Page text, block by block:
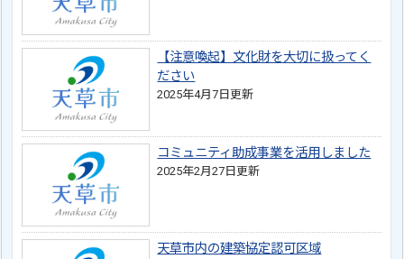
【注意喚起】文化財を大切に扱ってく
ださい
2025年4月7日更新
コミュニティ助成事業を活用しました
2025年2月27日更新
天草市内の建築協定認可区域